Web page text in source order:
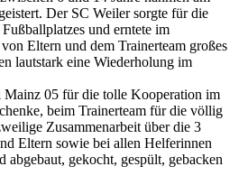
Der SC Weiler sorgte für die
und erntete im
Eltern und dem Trainerteam großes
lautstark eine Wiederholung im
Mainz 05 für die tolle Kooperation im
beim Trainerteam für die völlig
Zusammenarbeit über die 3
Eltern sowie bei allen Helferinnen
abgebaut, gekocht, gespült, gebacken